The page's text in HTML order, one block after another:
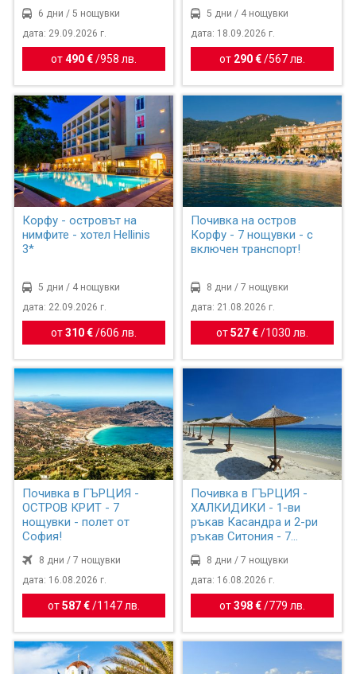
6 дни / 5 нощувки
дата: 29.09.2026 г.
от490 € /958 лв.
5 дни / 4 нощувки
дата: 18.09.2026 г.
от 290 €/567 лв.
Корфу - островът на
нимфите - хотел Hellinis
3*
5 дни / 4 нощувки
дата: 22.09.2026 г.
от310 € /606 лв.
Почивка на остров
Корфу - 7 нощувки - с
включен транспорт!
8 дни / 7 нощувки
дата: 21.08.2026 г.
от527 €/ 1030 лв.
Почивка в ГЪРЦИЯ -
ОСТРОВ КРИТ - 7
нощувки - полет от
София!
8 дни / 7 нощувки
дата: 16.08.2026 г.
от587 € / 1147 лв.
Почивка в ГЪРЦИЯ -
ХАЛКИДИКИ - 1-ви
ръкав Касандра и 2-ри
ръкав Ситония - 7
8 дни / 7 нощувки
дата: 16.08.2026 г.
от398 €/ 779 лв.